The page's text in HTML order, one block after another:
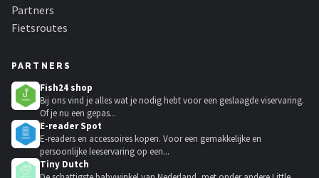
Partners
Fietsroutes
PARTNERS
Fish24 shop
Bij ons vind je alles wat je nodig hebt voor een geslaagde viservaring.
Of je nu een gepas...
E-reader Spot
E-readers en accessoires kopen. Voor een gemakkelijke en
persoonlijke leeservaring op een...
Tiny Dutch